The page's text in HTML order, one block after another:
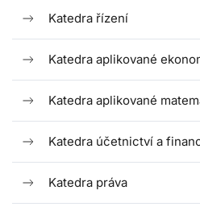
Katedra řízení
Katedra aplikované
Katedra aplikované
Katedra účetnictví a
Katedra práva